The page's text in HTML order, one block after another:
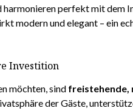
perfekt mit dem
modern und elegant – ein
Investition
möchten, sind freistehende,
der Gäste,